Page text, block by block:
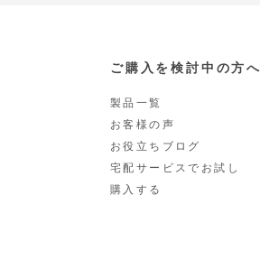
ご購入を検討中の方へ
製品一覧
お客様の声
お役立ちブログ
宅配サービスでお試し
購入する